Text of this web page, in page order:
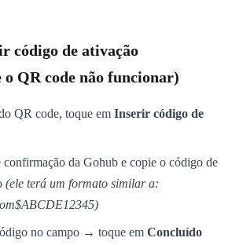
código de ativação
o QR code não funcionar)
QR code, toque em Inserir código de
confirmação da Gohub e copie o código de
(ele terá um formato similar a:
no campo → toque em Concluído